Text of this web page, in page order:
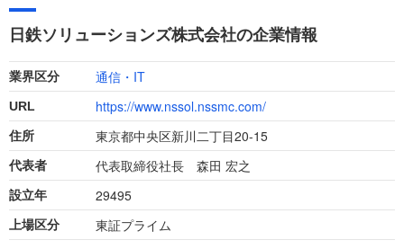
日鉄ソリューションズ株式会社の企業情報
業界区分 通信・IT
URL https://www.nssol.nssmc.com/
住所 東京都中央区新川二丁目20-15
代表者 代表取締役社長 森田 宏之
設立年 29495
上場区分
東証プライム